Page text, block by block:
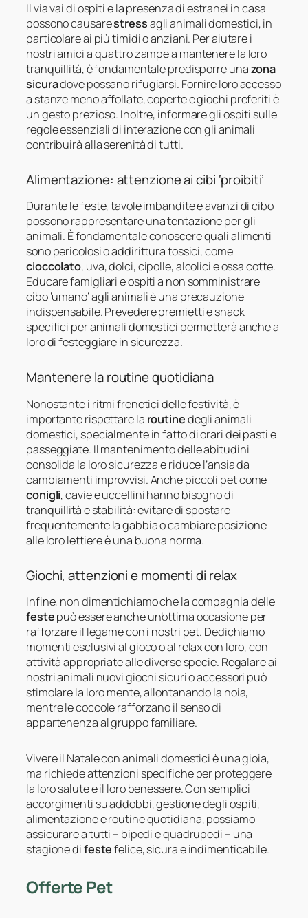
Il via vai di ospiti e la presenza di estranei in casa
possono causarestressagli animali domestici, in
particolare ai più timidi o anziani. Per aiutare i
nostri amici a quattro zampe a mantenere la loro
tranquillità, è fondamentale predisporre unazona
sicuradove possano rifugiarsi. Fornire loro accesso
a stanze meno affollate, coperte e giochi preferiti è
un gesto prezioso. Inoltre, informare gli ospiti sulle
regole essenziali di interazione con gli animali
contribuirà alla serenità di tutti.
Alimentazione: attenzione ai cibi ‘proibiti’
Durante le feste, tavole imbandite e avanzi di cibo
possono rappresentare una tentazione per gli
animali. È fondamentale conoscere quali alimenti
sono pericolosi o addirittura tossici, come
cioccolato, uva, dolci, cipolle, alcolici e ossa cotte.
Educare famigliari e ospiti a non somministrare
cibo ‘umano’ agli animali è una precauzione
indispensabile. Prevedere premietti e snack
specifici per animali domestici permetterà anche a
loro di festeggiare in sicurezza.
Mantenere la routine quotidiana
Nonostante i ritmi frenetici delle festività, è
importante rispettare la routinedegli animali
domestici, specialmente in fatto di orari dei pasti e
passeggiate. Il mantenimento delle abitudini
consolida la loro sicurezza e riduce l’ansia da
cambiamenti improvvisi. Anche piccoli pet come
conigli, cavie e uccellini hanno bisogno di
tranquillità e stabilità: evitare di spostare
frequentemente la gabbia o cambiare posizione
alle loro lettiere è una buona norma.
Giochi, attenzioni e momenti di relax
Infine, non dimentichiamo che la compagnia delle
festepuò essere anche un’ottima occasione per
rafforzare il legame con i nostri pet. Dedichiamo
momenti esclusivi al gioco o al relax con loro, con
attività appropriate alle diverse specie. Regalare ai
nostri animali nuovi giochi sicuri o accessori può
stimolare la loro mente, allontanando la noia,
mentre le coccole rafforzano il senso di
appartenenza al gruppo familiare.
Vivere il Natale con animali domestici è una gioia,
ma richiede attenzioni specifiche per proteggere
la loro salute e il loro benessere. Con semplici
accorgimenti su addobbi, gestione degli ospiti,
alimentazione e routine quotidiana, possiamo
assicurare a tutti – bipedi e quadrupedi – una
stagione difestefelice, sicura e indimenticabile.
Offerte Pet